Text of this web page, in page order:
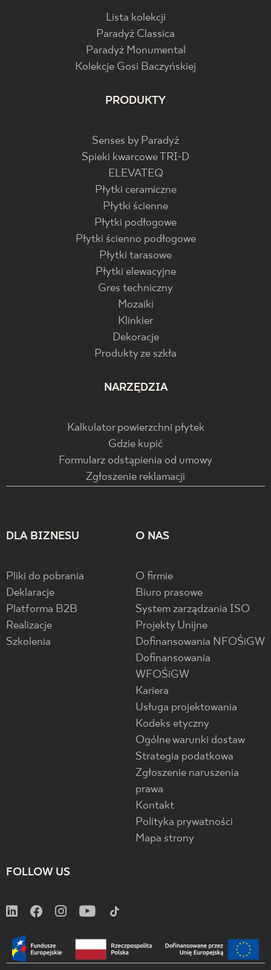
Lista kolekcji
Paradyż Classica
Paradyż Monumental
Kolekcje Gosi Baczyńskiej
PRODUKTY
Senses by Paradyż
Spieki kwarcowe TRI-D
ELEVATEQ
Płytki ceramiczne
Płytki ścienne
Płytki podłogowe
Płytki ścienno podłogowe
Płytki tarasowe
Płytki elewacyjne
Gres techniczny
Mozaiki
Klinkier
Dekoracje
Produkty ze szkła
NARZĘDZIA
Kalkulator powierzchni płytek
Gdzie kupić
Formularz odstąpienia od umowy
Zgłoszenie reklamacji
DLA BIZNESU
Pliki do pobrania
Deklaracje
Platforma B2B
Realizacje
Szkolenia
O NAS
O firmie
Biuro prasowe
System zarządzania ISO
Projekty Unijne
Dofinansowania NFOŚiGW
Dofinansowania
WFOŚiGW
Kariera
Usługa projektowania
Kodeks etyczny
Ogólne warunki dostaw
Strategia podatkowa
Zgłoszenie naruszenia
prawa
Kontakt
Polityka prywatności
Mapa strony
FOLLOW US